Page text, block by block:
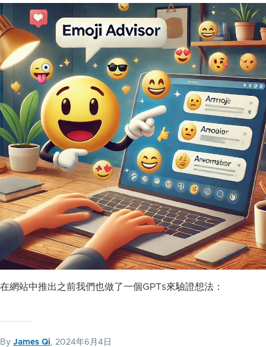
在網站中推出之前我們也做了一個GPTs來驗證想法：
By James Qi, 2024年6月4日